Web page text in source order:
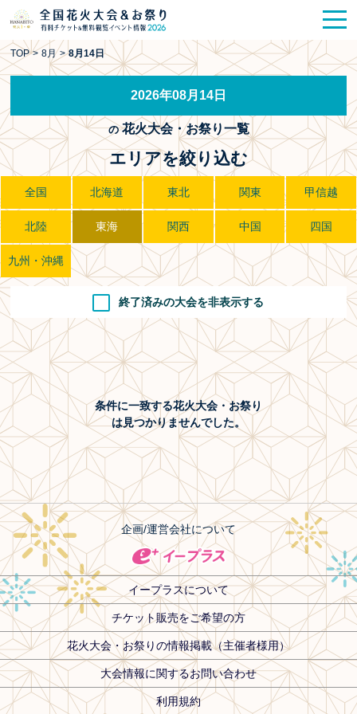
花火大会
HANABITO の道
ポスター一覧
SPICEレポート記事
今週末開催花火・祭一覧
TOP
TOP > 8月 > 8月14日
2026年08月14日
の花火大会・お祭り一覧
エリアを絞り込む
全国 北海道 東北 関東 甲信越
北陸 東海 関西 中国 四国
九州・沖縄
終了済みの大会を非表示する
条件に一致する花火大会・お祭り
は見つかりませんでした。
企画/運営会社について
イープラスについて
チケット販売をご希望の方
花火大会・お祭りの情報掲載（主催者様用）
大会情報に関するお問い合わせ
利用規約